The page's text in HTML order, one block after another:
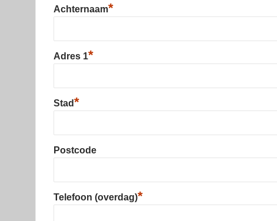
Achternaam*
Adres 1*
Stad*
Postcode
Telefoon (overdag)*